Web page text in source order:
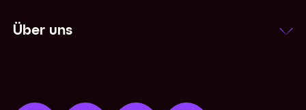
Über uns